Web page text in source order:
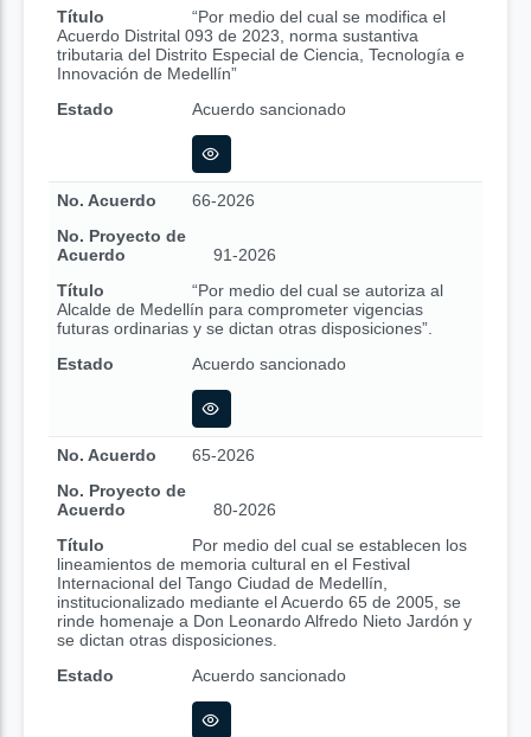
Título
“Por medio del cual se modifica el
Acuerdo Distrital 093 de 2023, norma sustantiva
tributaria del Distrito Especial de Ciencia, Tecnología e
Innovación de Medellín”
Estado
Acuerdo sancionado
No. Acuerdo
66-2026
No. Proyecto de
Acuerdo
91-2026
Título
“Por medio del cual se autoriza al
Alcalde de Medellín para comprometer vigencias
futuras ordinarias y se dictan otras disposiciones”.
Estado
Acuerdo sancionado
No. Acuerdo
65-2026
No. Proyecto de
Acuerdo
80-2026
Título
Por medio del cual se establecen los
lineamientos de memoria cultural en el Festival
Internacional del Tango Ciudad de Medellín,
institucionalizado mediante el Acuerdo 65 de 2005, se
rinde homenaje a Don Leonardo Alfredo Nieto Jardón y
se dictan otras disposiciones.
Estado
Acuerdo sancionado